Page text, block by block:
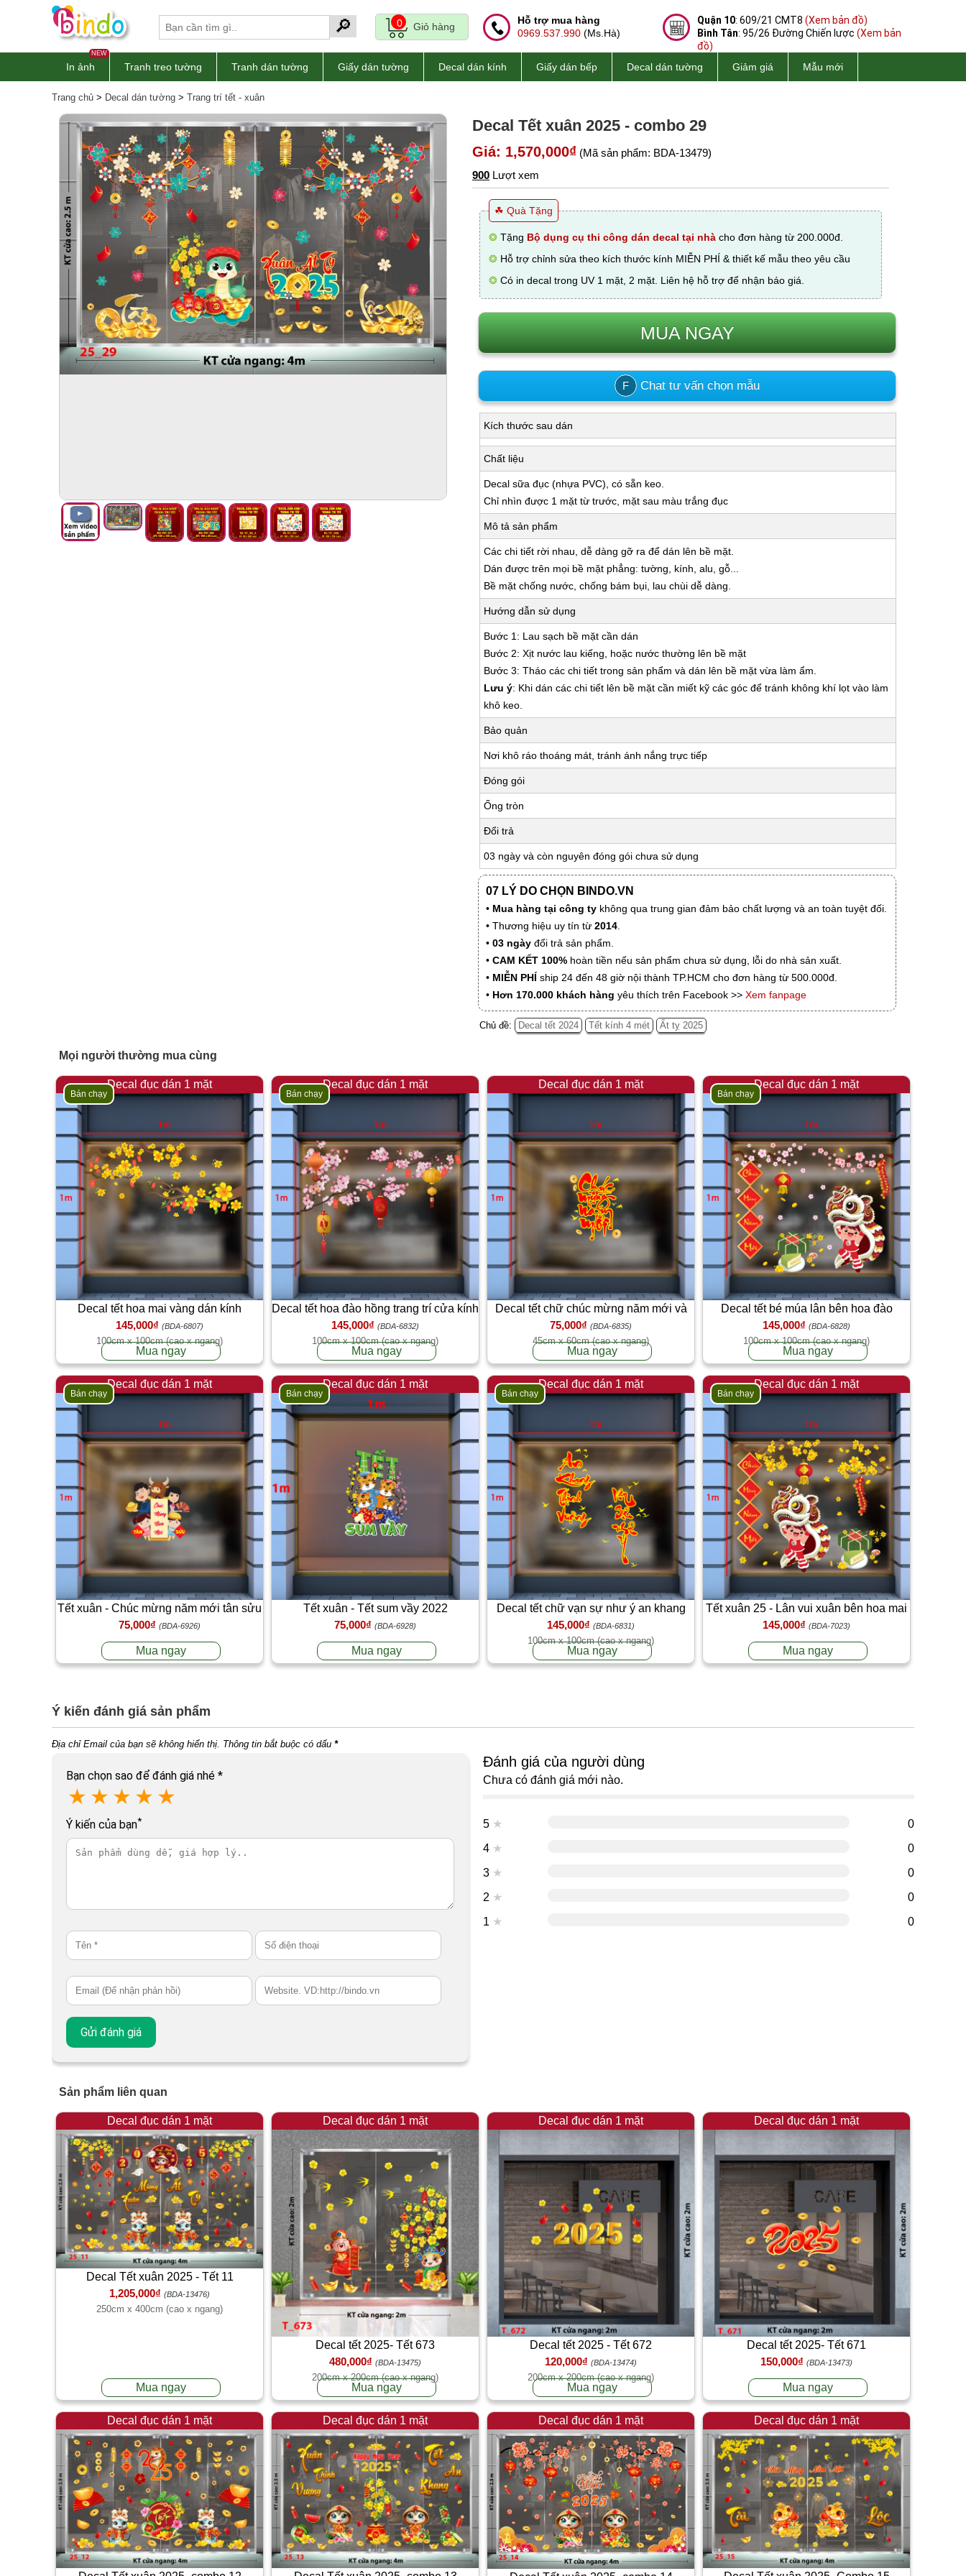
🔎 0 Giỏ hàng
Hỗ trợ mua hàng
0969.537.990 (Ms.Hà)
Quận 10: 609/21 CMT8 (Xem bản đồ)
Bình Tân: 95/26 Đường Chiến lược (Xem bản
đồ)
NEW
In ảnh Tranh treo tường Tranh dán tường Giấy dán tường Decal dán kính Giấy dán bếp Decal dán tường Giảm giá Mẫu mới
Trang chủ > Decal dán tường > Trang trí tết - xuân
Decal Tết xuân 2025 - combo 29
Giá: 1,570,000₫ (Mã sản phẩm: BDA-13479)
900 Lượt xem
☘ Quà Tặng
❂ Tặng Bộ dụng cụ thi công dán decal tại nhà cho đơn hàng từ 200.000đ.
❂ Hỗ trợ chỉnh sửa theo kích thước kính MIỄN PHÍ & thiết kế mẫu theo yêu cầu
❂ Có in decal trong UV 1 mặt, 2 mặt. Liên hệ hỗ trợ để nhận báo giá.
MUA NGAY
F Chat tư vấn chọn mẫu
Kích thước sau dán
Chất liệu
Decal sữa đục (nhựa PVC), có sẵn keo.
Chỉ nhìn được 1 mặt từ trước, mặt sau màu trắng đục
Mô tả sản phẩm
Các chi tiết rời nhau, dễ dàng gỡ ra để dán lên bề mặt.
Dán được trên mọi bề mặt phẳng: tường, kính, alu, gỗ...
Bề mặt chống nước, chống bám bụi, lau chùi dễ dàng.
Hướng dẫn sử dụng
Bước 1: Lau sạch bề mặt cần dán
Bước 2: Xịt nước lau kiếng, hoặc nước thường lên bề mặt
Bước 3: Tháo các chi tiết trong sản phẩm và dán lên bề mặt vừa làm ẩm.
Lưu ý: Khi dán các chi tiết lên bề mặt cần miết kỹ các góc để tránh không khí lọt vào làm
khô keo.
Bảo quản
Nơi khô ráo thoáng mát, tránh ánh nắng trực tiếp
Đóng gói
Ống tròn
Đổi trả
03 ngày và còn nguyên đóng gói chưa sử dụng
07 LÝ DO CHỌN BINDO.VN
• Mua hàng tại công ty không qua trung gian đảm bảo chất lượng và an toàn tuyệt đối.
• Thương hiệu uy tín từ 2014
• 03 ngày đổi trả sản phẩm.
• CAM KẾT 100% hoàn tiền nếu sản phẩm chưa sử dụng, lỗi do nhà sản xuất.
• MIỄN PHÍ ship 24 đến 48 giờ nội thành TP.HCM cho đơn hàng từ 500.000đ.
• Hơn 170.000 khách hàng yêu thích trên Facebook >> Xem fanpage
Chủ đề: Decal tết 2024 Tết kính 4 mét Ất tỵ 2025
Mọi người thường mua cùng
Decal đục dán 1 mặt
Bán chạy
Decal tết hoa mai vàng dán kính
145,000₫ (BDA-6807)
100cm x 100cm (cao x ngang)
Mua ngay
Decal đục dán 1 mặt
Bán chạy
Decal tết hoa đào hồng trang trí cửa kính
145,000₫ (BDA-6832)
100cm x 100cm (cao x ngang)
Mua ngay
Decal đục dán 1 mặt
Decal tết chữ chúc mừng năm mới và
chim én vàng
75,000₫ (BDA-6835)
45cm x 60cm (cao x ngang)
Mua ngay
Decal đục dán 1 mặt
Bán chạy
Decal tết bé múa lân bên hoa đào
145,000₫ (BDA-6828)
100cm x 100cm (cao x ngang)
Mua ngay
Decal đục dán 1 mặt
Bán chạy
Tết xuân - Chúc mừng năm mới tân sửu
T2
75,000₫ (BDA-6926)
Mua ngay
Decal đục dán 1 mặt
Bán chạy
Tết xuân - Tết sum vầy 2022
75,000₫ (BDA-6928)
Mua ngay
Decal đục dán 1 mặt
Bán chạy
Decal tết chữ vạn sự như ý an khang
thịnh vượng
145,000₫ (BDA-6831)
100cm x 100cm (cao x ngang)
Mua ngay
Decal đục dán 1 mặt
Bán chạy
Tết xuân 25 - Lân vui xuân bên hoa mai
145,000₫ (BDA-7023)
Mua ngay
Ý kiến đánh giá sản phẩm
Địa chỉ Email của bạn sẽ không hiển thị. Thông tin bắt buộc có dấu *
Bạn chọn sao để đánh giá nhé *
★ ★ ★ ★ ★
Ý kiến của bạn*
Đánh giá của người dùng
Chưa có đánh giá mới nào.
5 ★
0
4 ★
0
3 ★
0
2 ★
0
1 ★ 0
Sản phẩm liên quan
Decal đục dán 1 mặt
Decal Tết xuân 2025 - Tết 11
1,205,000₫ (BDA-13476)
250cm x 400cm (cao x ngang)
Mua ngay
Decal đục dán 1 mặt
Decal tết 2025- Tết 673
480,000₫ (BDA-13475)
200cm x 200cm (cao x ngang)
Mua ngay
Decal đục dán 1 mặt
Decal tết 2025 - Tết 672
120,000₫ (BDA-13474)
200cm x 200cm (cao x ngang)
Mua ngay
Decal đục dán 1 mặt
Decal tết 2025- Tết 671
150,000₫ (BDA-13473)
Mua ngay
Decal đục dán 1 mặt Decal đục dán 1 mặt Decal đục dán 1 mặt Decal đục dán 1 mặt